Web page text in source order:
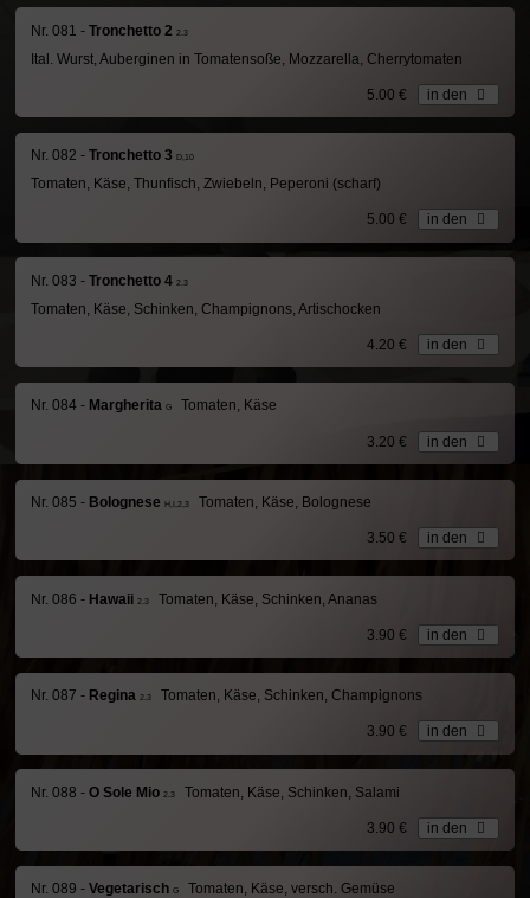
Nr. 081 - Tronchetto 2 2.3
Ital. Wurst, Auberginen in Tomatensoße, Mozzarella, Cherrytomaten
5.00 € in den
Nr. 082 - Tronchetto 3 D,10
Tomaten, Käse, Thunfisch, Zwiebeln, Peperoni (scharf)
5.00 € in den
Nr. 083 - Tronchetto 4 2.3
Tomaten, Käse, Schinken, Champignons, Artischocken
4.20 € in den
Nr. 084 - Margherita G Tomaten, Käse
3.20 € in den
Nr. 085 - Bolognese H,I,2,3 Tomaten, Käse, Bolognese
3.50 € in den
Nr. 086 - Hawaii 2.3 Tomaten, Käse, Schinken, Ananas
3.90 € in den
Nr. 087 - Regina 2.3 Tomaten, Käse, Schinken, Champignons
3.90 € in den
Nr. 088 - O Sole Mio 2.3 Tomaten, Käse, Schinken, Salami
3.90 € in den
Nr. 089 - Vegetarisch G Tomaten, Käse, versch. Gemüse